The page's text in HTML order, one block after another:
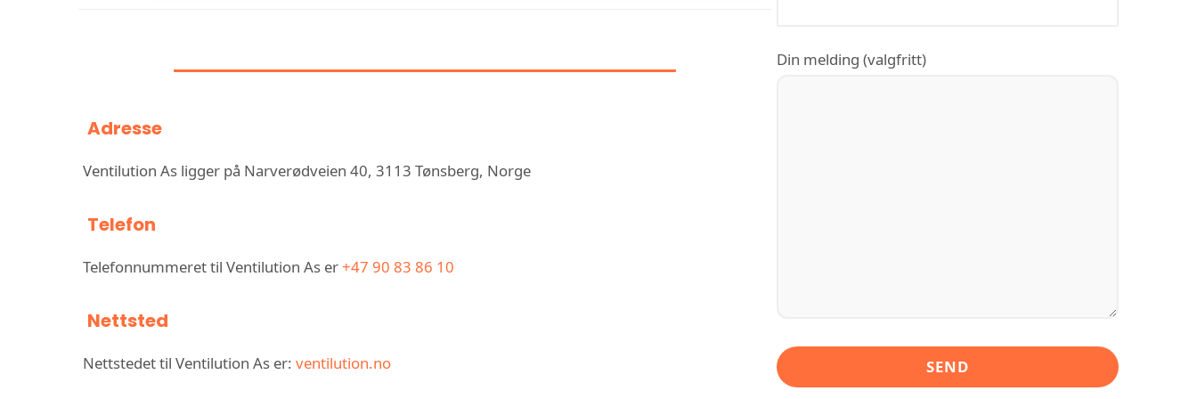
Adresse
Ventilution As ligger på Narverødveien 40, 3113 Tønsberg, Norge
Telefon
Telefonnummeret til Ventilution As er+47 90 83 86 10
Nettsted
Nettstedet til Ventilution As er: ventilution.no
Din melding (valgfritt)